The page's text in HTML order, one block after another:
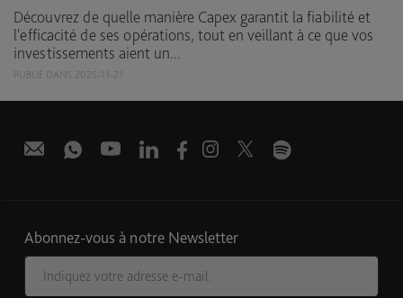
Découvrez de quelle manière Capex garantit la fiabilité et
l'efficacité de ses opérations, tout en veillant à ce que vos
investissements aient un...
PUBLIÉ DANS 2025-11-21
Abonnez-vous à notre Newsletter
E-mail